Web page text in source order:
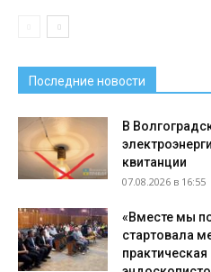
Последние новости
В
квитанции
07.08.2026 в 16:55
«Вместе мы
стартовала